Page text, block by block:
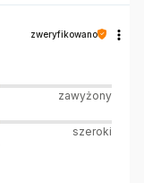
zweryfikowano
zawyżony
szeroki